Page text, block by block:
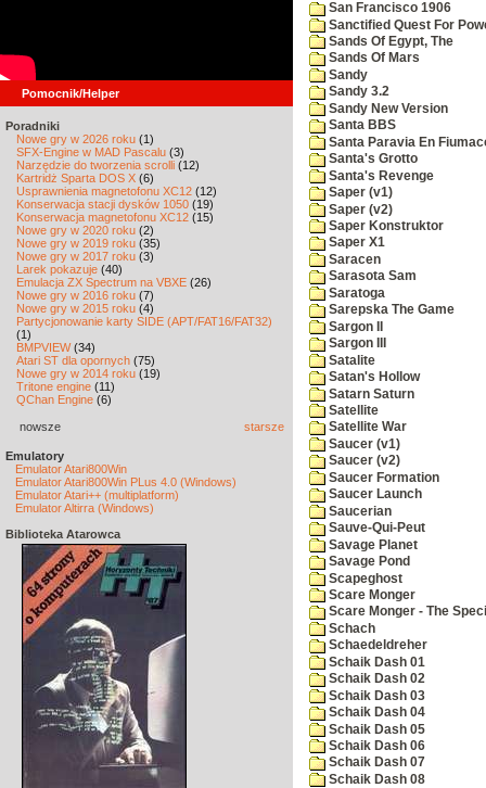
Pomocnik/Helper
Poradniki
Nowe gry w 2026 roku (1)
SFX-Engine w MAD Pascalu (3)
Narzędzie do tworzenia scrolli (12)
Kartridż Sparta DOS X (6)
Usprawnienia magnetofonu XC12 (12)
Konserwacja stacji dysków 1050 (19)
Konserwacja magnetofonu XC12 (15)
Nowe gry w 2020 roku (2)
Nowe gry w 2019 roku (35)
Nowe gry w 2017 roku (3)
Larek pokazuje (40)
Emulacja ZX Spectrum na VBXE (26)
Nowe gry w 2016 roku (7)
Nowe gry w 2015 roku (4)
Partycjonowanie karty SIDE (APT/FAT16/FAT32)
(1)
BMPVIEW(34)
Atari ST dla opornych (75)
Nowe gry w 2014 roku (19)
Tritone engine (11)
QChan Engine (6)
nowsze starsze
Emulatory
Emulator Atari800Win
Emulator Atari800Win PLus 4.0 (Windows)
Emulator Atari++ (multiplatform)
Emulator Altirra (Windows)
Biblioteka Atarowca
San Francisco 1906
Sanctified Quest For
Sands Of Egypt, The
Sands Of Mars
Sandy
Sandy 3.2
Sandy New Version
Santa BBS
Santa Paravia En
Santa's Grotto
Santa's Revenge
Saper (v1)
Saper (v2)
Saper Konstruktor
Saper X1
Saracen
Sarasota Sam
Saratoga
Sarepska The Game
Sargon II
Sargon III
Satalite
Satan's Hollow
Satarn Saturn
Satellite
Satellite War
Saucer (v1)
Saucer (v2)
Saucer Formation
Saucer Launch
Saucerian
Sauve-Qui-Peut
Savage Planet
Savage Pond
Scapeghost
Scare Monger
Scare Monger - The
Schach
Schaedeldreher
Schaik Dash 01
Schaik Dash 02
Schaik Dash 03
Schaik Dash 04
Schaik Dash 05
Schaik Dash 06
Schaik Dash 07
Schaik Dash 08